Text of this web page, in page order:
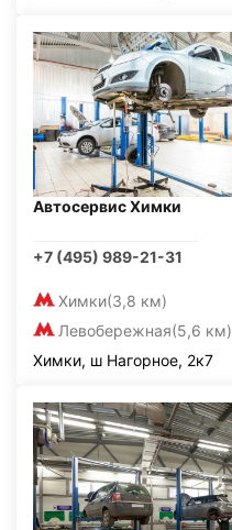
Автосервис Химки
+7 (495) 989-21-31
Химки(3,8 км)
Левобережная(5,6 км)
Химки, ш Нагорное, 2к7